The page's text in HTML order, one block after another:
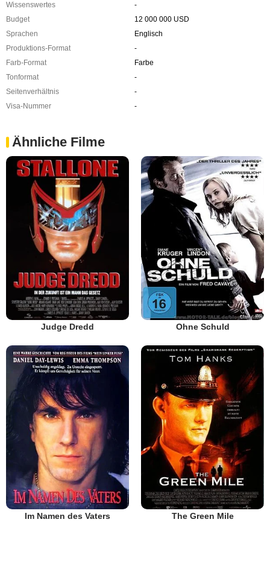
Wissenswertes
-
Budget
12 000 000 USD
Sprachen
Englisch
Produktions-Format
-
Farb-Format
Farbe
Tonformat
-
Seitenverhältnis
-
Visa-Nummer
-
Ähnliche Filme
Judge Dredd Ohne Schuld
Im Namen des Vaters The Green Mile